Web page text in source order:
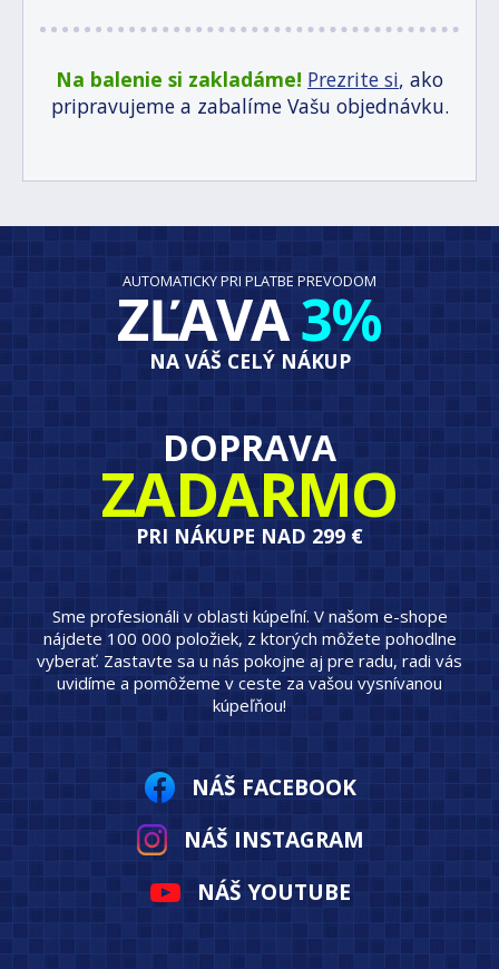
Na balenie si zakladáme! Prezrite si, ako
pripravujeme a zabalíme Vašu objednávku.
AUTOMATICKY PRI PLATBE PREVODOM
ZĽAVA3%
NA VÁŠ CELÝ NÁKUP
DOPRAVA
ZADARMO
PRI NÁKUPE NAD 299 €
Sme profesionáli v oblasti kúpeľní. V našom e-shope
nájdete 100 000 položiek, z ktorých môžete pohodlne
vyberať. Zastavte sa u nás pokojne aj pre radu, radi vás
uvidíme a pomôžeme v ceste za vašou vysnívanou
kúpeľňou!
NÁŠ FACEBOOK
NÁŠ INSTAGRAM
NÁŠ YOUTUBE